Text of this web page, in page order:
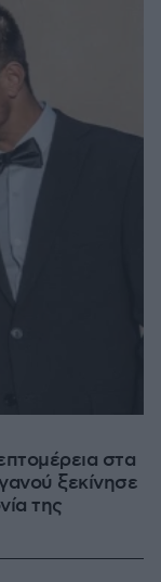
στα
ξεκίνησε
της